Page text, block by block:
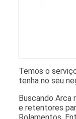
Temos o
tenha no seu
Buscando Arca
e retentores